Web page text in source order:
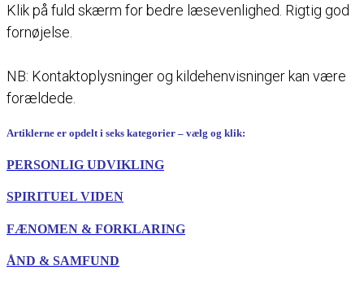
Klik på fuld skærm for bedre læsevenlighed. Rigtig god
fornøjelse.
NB: Kontaktoplysninger og kildehenvisninger kan være
forældede.
Artiklerne er opdelt i seks kategorier – vælg og klik:
PERSONLIG UDVIKLING
SPIRITUEL VIDEN
FÆNOMEN & FORKLARING
ÅND & SAMFUND